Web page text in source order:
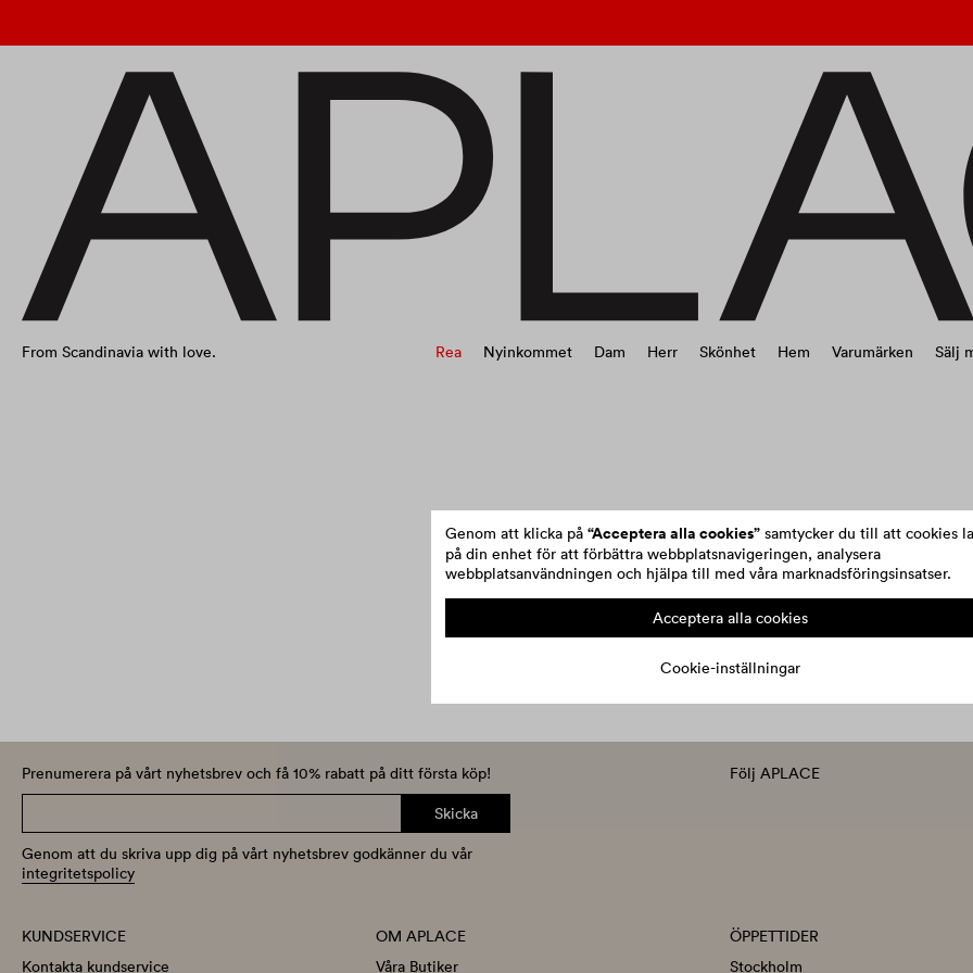
Genom att klicka på “Acceptera alla cookies” samtycker du till att cookies
på din enhet för att förbättra webbplatsnavigeringen, analysera
webbplatsanvändningen och hjälpa till med våra marknadsföringsinsatser.
Acceptera alla cookies
Cookie-inställningar
From Scandinavia with love. Rea Nyinkommet Dam Herr Skönhet Hem Varumärken Sälj
Prenumerera på vårt nyhetsbrev och få 10% rabatt på ditt första köp!
Skicka
Genom att du skriva upp dig på vårt nyhetsbrev godkänner du vår
integritetspolicy
Följ APLACE
KUNDSERVICE
Kontakta kundservice
OM APLACE
Våra Butiker
ÖPPETTIDER
Stockholm